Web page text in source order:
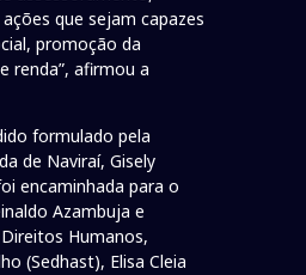
que sejam capazes
promoção da
renda”, afirmou a
formulado pela
de Naviraí, Gisely
encaminhada para o
Azambuja e
Humanos,
(Sedhast), Elisa Cleia